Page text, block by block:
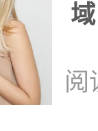
阅